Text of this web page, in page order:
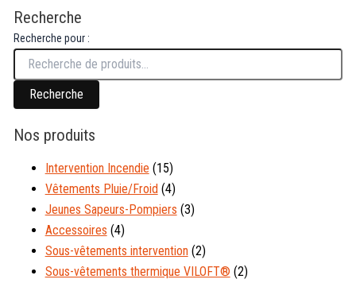
Recherche
Recherche pour :
Recherche
Nos produits
Intervention Incendie (15)
Vêtements Pluie/Froid (4)
Jeunes Sapeurs-Pompiers (3)
Accessoires (4)
Sous-vêtements intervention (2)
Sous-vêtements thermique VILOFT® (2)